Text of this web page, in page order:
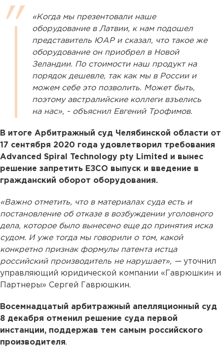
«Когда мы презентовали наше
оборудование в Латвии, к нам подошел
представитель ЮАР и сказал, что такое же
оборудование он приобрел в Новой
Зеландии. По стоимости наш продукт на
порядок дешевле, так как мы в России и
можем себе это позволить. Может быть,
поэтому австралийские коллеги взъелись
на нас», - объяснил Евгений Трофимов.
В итоге Арбитражный суд Челябинской области от
17 сентября 2020 года удовлетворил требования
Advanced Spiral Technology pty Limited и вынес
решение запретить ЕЗСО выпуск и введение в
гражданский оборот оборудования.
«Важно отметить, что в материалах суда есть и
постановление об отказе в возбуждении уголовного
дела, которое было вынесено еще до принятия иска
судом. И уже тогда мы говорили о том, какой
конкретно признак формулы патента истца
российский производитель не нарушает», —уточнил
управляющий юридической компании «Гаврюшкин и
Партнеры» Сергей Гаврюшкин.
Восемнадцатый арбитражный апелляционный суд
8 декабря отменил решение суда первой
инстанции, поддержав тем самым российского
производителя.